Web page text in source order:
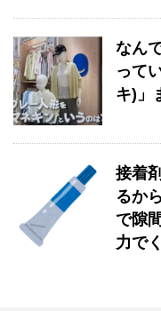
なん
って
キ)」
接着
るか
で隙
力で